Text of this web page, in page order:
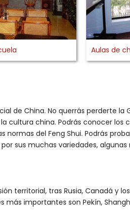
Aulas de
China. No querrás perderte la
cultura china. Podrás conocer
normas del Feng Shui. Podrás
sus muchas variedades,
territorial, tras Rusia, Canadá y
importantes son Pekín,